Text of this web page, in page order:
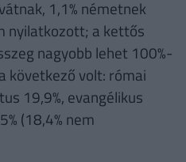
1,1% németnek
nyilatkozott; a kettős
nagyobb lehet 100%-
következő volt: római
19,9%, evangélikus
(18,4% nem